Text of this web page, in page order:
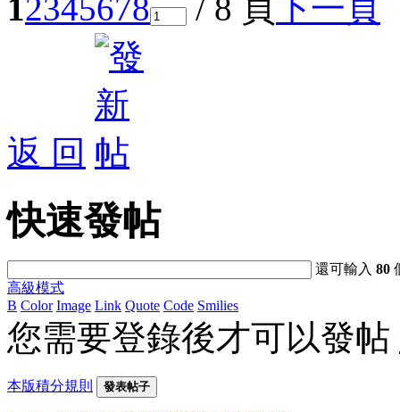
12345678 / 8 頁下一頁
返 回
快速發帖
還可輸入80
高級模式
B Color Image Link Quote Code Smilies
您需要登錄後才可以發帖
本版積分規則 發表帖子